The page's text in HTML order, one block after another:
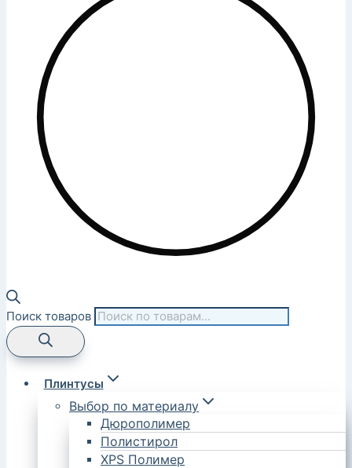
Поиск товаров
Плинтусы
Выбор по материалу
Дюрополимер
Полистирол
XPS Полимер